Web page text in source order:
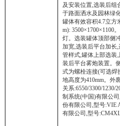
及安装位置,选装后组
于路面洒水及园林绿
罐体有效容积4.7立方
m): 3500×1700×1100
灯。选装罐体顶部侧
加宽,选装后平台加长,
管样式,罐体上部选装
装后平台雾炮装置。侧
式为螺栓连接(可选焊
地高度为410mm。外
关系:6550/3300/1230/
制系统(中国)有限公司 ,
份有限公司 ,型号:VIE
有限公司 ,型号